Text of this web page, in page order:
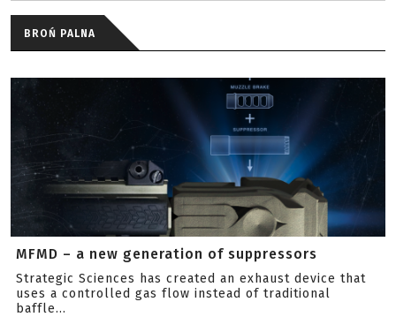
BROŃ PALNA
MFMD – a new generation of suppressors
Strategic Sciences has created an exhaust device that
uses a controlled gas flow instead of traditional
baffle...